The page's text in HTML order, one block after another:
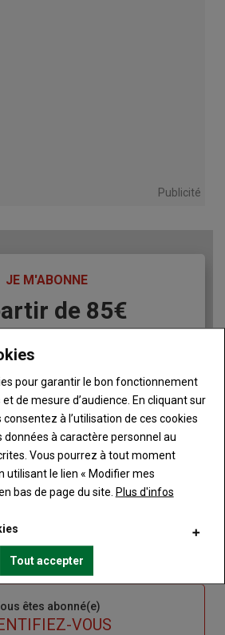
Publicité
JE M'ABONNE
de 85€
JE M'ABONNE
articles du site Terre de Touraine
Terre de Touraine au format
les supports
information grâce à la
Terre de Touraine
êtes abonné(e)
VOUS
pour garantir le bon fonctionnement
de mesure d’audience. En cliquant sur
à l’utilisation de ces cookies
à caractère personnel au
Vous pourrez à tout moment
utilisant le lien « Modifier mes
bas de page du site. Plus d'infos
Tout accepter